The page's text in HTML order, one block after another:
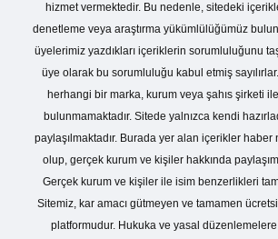
hizmet vermektedir. Bu nedenle, sitedeki
denetleme veya araştırma yükümlülüğümüz
üyelerimiz yazdıkları içeriklerin sorumluluğunu
üye olarak bu sorumluluğu kabul etmiş
herhangi bir marka, kurum veya şahıs şirketi
bulunmamaktadır. Sitede yalnızca kendi
paylaşılmaktadır. Burada yer alan içerikler haber
olup, gerçek kurum ve kişiler hakkında
Gerçek kurum ve kişiler ile isim benzerlikleri
Sitemiz, kar amacı gütmeyen ve tamamen
platformudur. Hukuka ve yasal düzenlemelere